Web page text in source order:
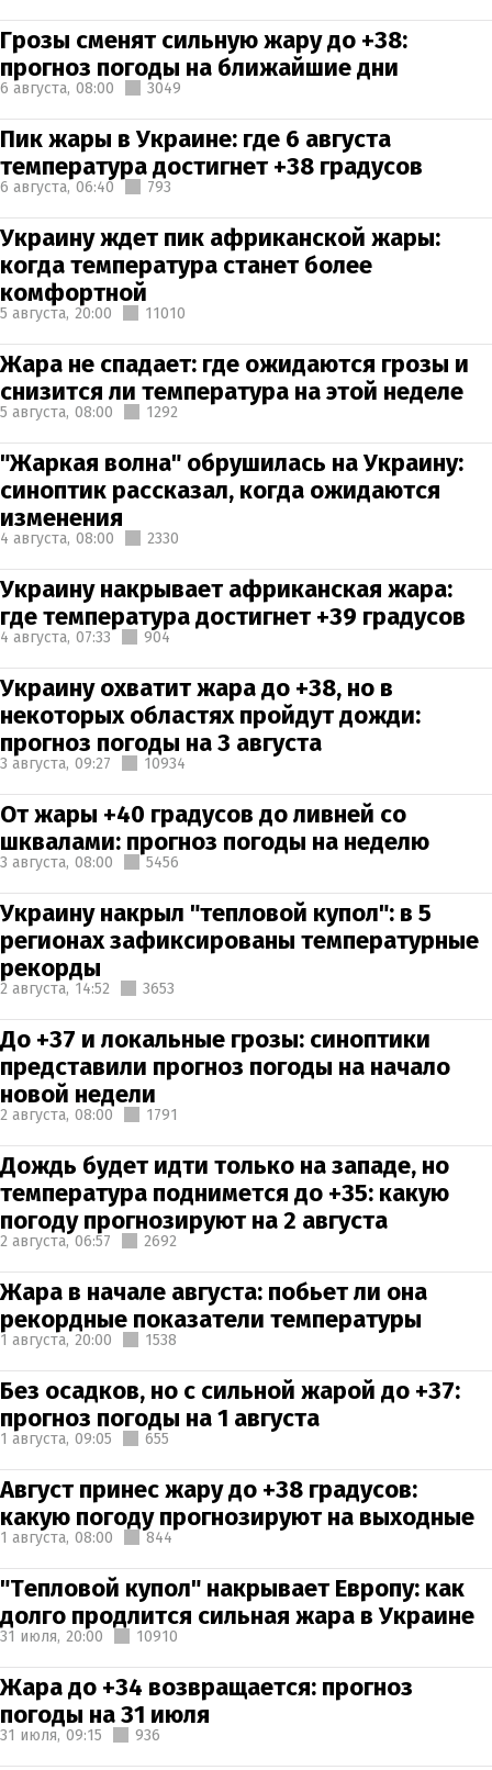
Грозы сменят сильную жару до +38:
прогноз погоды на ближайшие дни
6 августа, 08:00 3049
Пик жары в Украине: где 6 августа
температура достигнет +38 градусов
6 августа, 06:40 793
Украину ждет пик африканской жары:
когда температура станет более
комфортной
5 августа, 20:00 11010
Жара не спадает: где ожидаются грозы и
снизится ли температура на этой неделе
5 августа, 08:00 1292
"Жаркая волна" обрушилась на Украину:
синоптик рассказал, когда ожидаются
изменения
4 августа, 08:00 2330
Украину накрывает африканская жара:
где температура достигнет +39 градусов
4 августа, 07:33 904
Украину охватит жара до +38, но в
некоторых областях пройдут дожди:
прогноз погоды на 3 августа
3 августа, 09:27 10934
От жары +40 градусов до ливней со
шквалами: прогноз погоды на неделю
3 августа, 08:00 5456
Украину накрыл "тепловой купол": в 5
регионах зафиксированы температурные
рекорды
2 августа, 14:52 3653
До +37 и локальные грозы: синоптики
представили прогноз погоды на начало
новой недели
2 августа, 08:00 1791
Дождь будет идти только на западе, но
температура поднимется до +35: какую
погоду прогнозируют на 2 августа
2 августа, 06:57 2692
Жара в начале августа: побьет ли она
рекордные показатели температуры
1 августа, 20:00 1538
Без осадков, но с сильной жарой до +37:
прогноз погоды на 1 августа
1 августа, 09:05 655
Август принес жару до +38 градусов:
какую погоду прогнозируют на выходные
1 августа, 08:00 844
"Тепловой купол" накрывает Европу: как
долго продлится сильная жара в Украине
31 июля, 20:00 10910
Жара до +34 возвращается: прогноз
погоды на 31 июля
31 июля, 09:15 936